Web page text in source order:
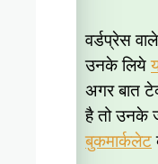
वर्डप्रेस
उनके लिये
अगर बात
है तो उनके
बुकमार्कलेट